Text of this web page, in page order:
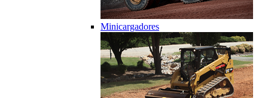
Minicargadores